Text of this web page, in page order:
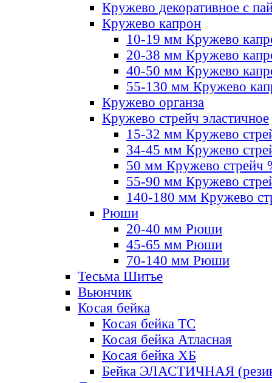
Кружево декоративное с
Кружево капрон
10-19 мм Кружево
20-38 мм Кружево
40-50 мм Кружево
55-130 мм Кружево
Кружево органза
Кружево стрейч эластичное
15-32 мм Кружево
34-45 мм Кружево
50 мм Кружево стрейч
55-90 мм Кружево
140-180 мм Кружево
Рюши
20-40 мм Рюши
45-65 мм Рюши
70-140 мм Рюши
Тесьма Шитье
Вьюнчик
Косая бейка
Косая бейка ТС
Косая бейка Атласная
Косая бейка ХБ
Бейка ЭЛАСТИЧНАЯ